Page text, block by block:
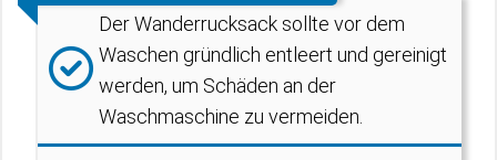
Der Wanderrucksack sollte vor dem
Waschen gründlich entleert und gereinigt
werden, um Schäden an der
Waschmaschine zu vermeiden.